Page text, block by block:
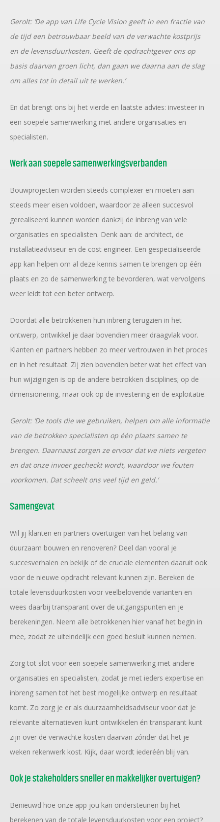
Gerolt: ‘De app van Life Cycle Vision geeft in een fractie van
de tijd een betrouwbaar beeld van de verwachte kostprijs
en de levensduurkosten. Geeft de opdrachtgever ons op
basis daarvan groen licht, dan gaan we daarna aan de slag
om alles tot in detail uit te werken.’
En dat brengt ons bij het vierde en laatste advies: investeer in
een soepele samenwerking met andere organisaties en
specialisten.
Werk aan soepele samenwerkingsverbanden
Bouwprojecten worden steeds complexer en moeten aan
steeds meer eisen voldoen, waardoor ze alleen succesvol
gerealiseerd kunnen worden dankzij de inbreng van vele
organisaties en specialisten. Denk aan: de architect, de
installatieadviseur en de cost engineer. Een gespecialiseerde
app kan helpen om al deze kennis samen te brengen op één
plaats en zo de samenwerking te bevorderen, wat vervolgens
weer leidt tot een beter ontwerp.
Doordat alle betrokkenen hun inbreng terugzien in het
ontwerp, ontwikkel je daar bovendien meer draagvlak voor.
Klanten en partners hebben zo meer vertrouwen in het proces
en in het resultaat. Zij zien bovendien beter wat het effect van
hun wijzigingen is op de andere betrokken disciplines; op de
dimensionering, maar ook op de investering en de exploitatie.
Gerolt: ‘De tools die we gebruiken, helpen om alle informatie
van de betrokken specialisten op één plaats samen te
brengen. Daarnaast zorgen ze ervoor dat we niets vergeten
en dat onze invoer gecheckt wordt, waardoor we fouten
voorkomen. Dat scheelt ons veel tijd en geld.’
Samengevat
Wil jij klanten en partners overtuigen van het belang van
duurzaam bouwen en renoveren? Deel dan vooral je
succesverhalen en bekijk of de cruciale elementen daaruit ook
voor de nieuwe opdracht relevant kunnen zijn. Bereken de
totale levensduurkosten voor veelbelovende varianten en
wees daarbij transparant over de uitgangspunten en je
berekeningen. Neem alle betrokkenen hier vanaf het begin in
mee, zodat ze uiteindelijk een goed besluit kunnen nemen.
Zorg tot slot voor een soepele samenwerking met andere
organisaties en specialisten, zodat je met ieders expertise en
inbreng samen tot het best mogelijke ontwerp en resultaat
komt. Zo zorg je er als duurzaamheidsadviseur voor dat je
relevante alternatieven kunt ontwikkelen én transparant kunt
zijn over de verwachte kosten daarvan zónder dat het je
weken rekenwerk kost. Kijk, daar wordt iederéén blij van.
Ook je stakeholders sneller en makkelijker overtuigen?
Benieuwd hoe onze app jou kan ondersteunen bij het
berekenen van de totale levensduurkosten voor een project?